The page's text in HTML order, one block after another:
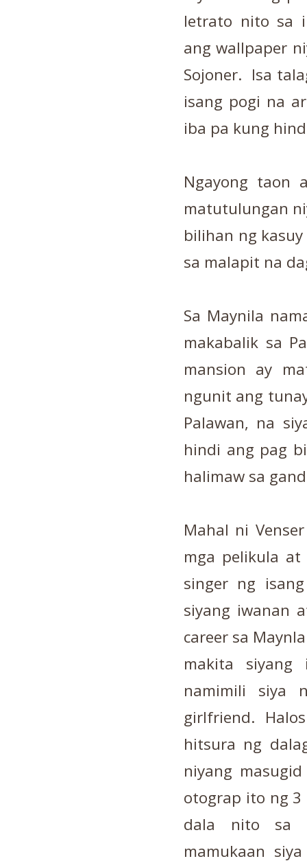
letrato nito sa
ang wallpaper
Sojoner. Isa
isang pogi na
iba pa kung
Ngayong taon
matutulungan
bilihan ng
sa malapit na
Sa Maynila
makabalik sa
mansion ay
ngunit ang
Palawan, na
hindi ang pag
halimaw sa
Mahal ni
mga pelikula
singer ng
siyang iwanan
career sa
makita siyang
namimili siya
girlfriend.
hitsura ng
niyang
otograp ito ng
dala nito sa
mamukaan